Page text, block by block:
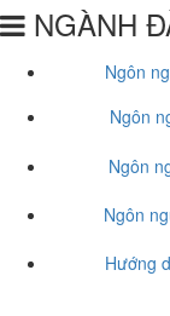
NGÀNH
Ngôn
Ngôn
Ngôn
Ngôn
Hướng